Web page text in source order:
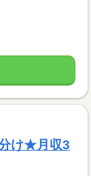
け★月収3